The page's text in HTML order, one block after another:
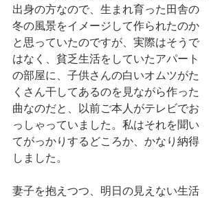
出身の方なので、生まれ育った田舎の
冬の風景をイメージして作られたのか
と思っていたのですが、実際はそうで
はなく、貧乏生活をしていたアパート
の部屋に、子供さんの白いオムツがた
くさん干してあるのを見ながら作った
曲なのだと、以前ご本人がテレビでお
っしゃっていました。私はそれを聞い
てがっかりするどころか、かなり納得
しました。
妻子を抱えつつ、明日の見えない生活